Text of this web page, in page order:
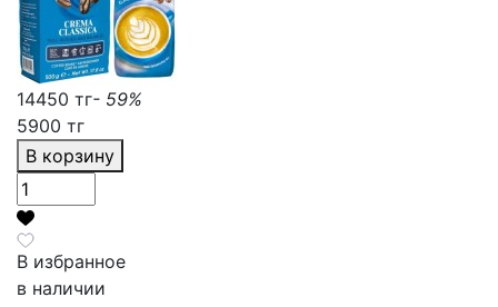
14450 тг- 59%
5900 тг
В корзину
В избранное
в наличии